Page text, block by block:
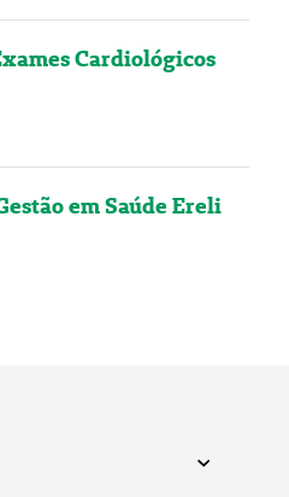
Cardiológicos
em Saúde Ereli